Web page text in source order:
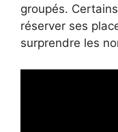
groupés.
réserver ses
surprendre les